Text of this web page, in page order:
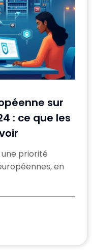
sur
: ce que les
priorité
en